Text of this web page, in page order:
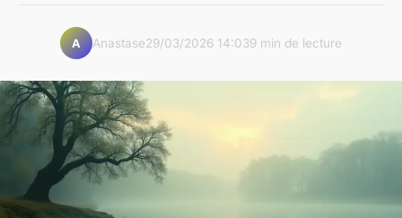
A Anastase29/03/2026 14:039 min de lecture